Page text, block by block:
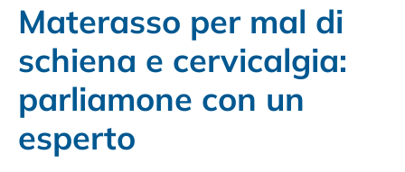
Materasso per mal di
schiena e cervicalgia:
parliamone con un
esperto